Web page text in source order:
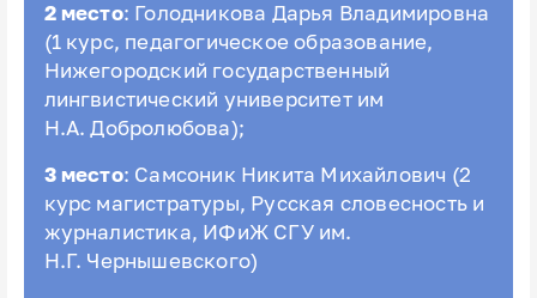
2 место: Голодникова Дарья Владимировна
(1 курс, педагогическое образование,
Нижегородский государственный
лингвистический университет им
Н.А. Добролюбова);
3 место: Самсоник Никита Михайлович (2
курс магистратуры, Русская словесность и
журналистика, ИФиЖ СГУ им.
Н.Г. Чернышевского)